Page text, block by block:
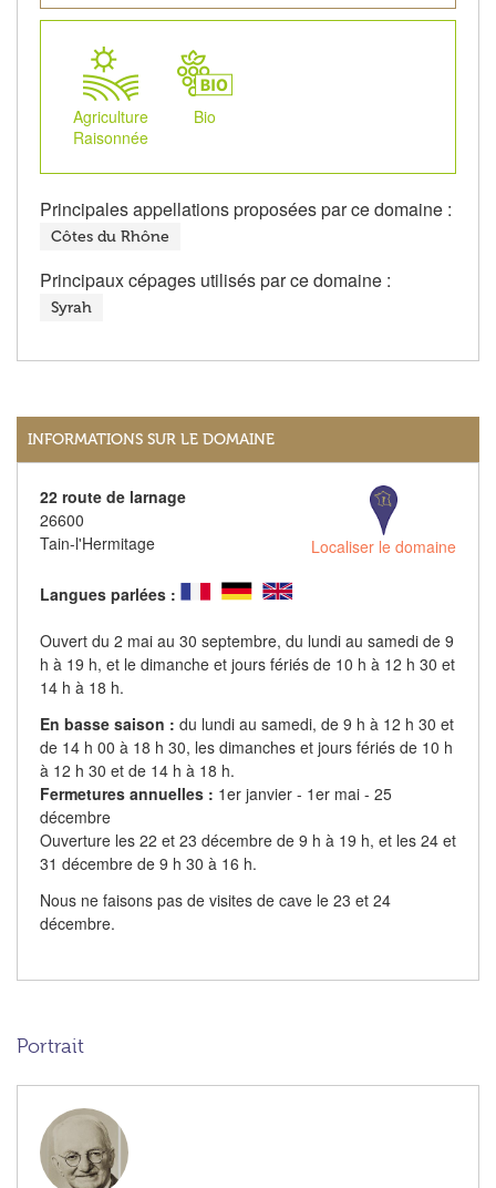
Agriculture
Raisonnée
Bio
Principales appellations proposées par ce domaine :
Côtes du Rhône
Principaux cépages utilisés par ce domaine :
Syrah
INFORMATIONS SUR LE DOMAINE
22 route de larnage
26600
Tain-l'Hermitage
Localiser le domaine
Langues parlées :
Ouvert du 2 mai au 30 septembre, du lundi au samedi de 9
h à 19 h, et le dimanche et jours fériés de 10 h à 12 h 30 et
14 h à 18 h.
En basse saison : du lundi au samedi, de 9 h à 12 h 30 et
de 14 h 00 à 18 h 30, les dimanches et jours fériés de 10 h
à 12 h 30 et de 14 h à 18 h.
Fermetures annuelles : 1er janvier - 1er mai - 25
décembre
Ouverture les 22 et 23 décembre de 9 h à 19 h, et les 24 et
31 décembre de 9 h 30 à 16 h.
Nous ne faisons pas de visites de cave le 23 et 24
décembre.
Portrait